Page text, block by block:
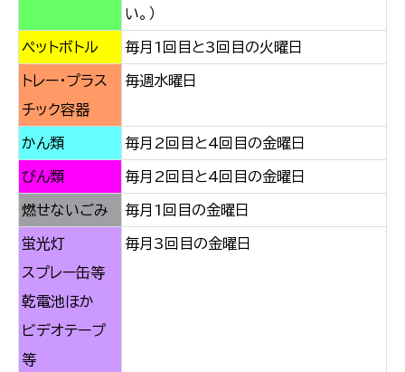
い。）
ペットボトル 毎月1回目と3回目の火曜日
トレー・プラス
チック容器
毎週水曜日
かん類 毎月2回目と4回目の金曜日
びん類 毎月2回目と4回目の金曜日
燃せないごみ 毎月1回目の金曜日
蛍光灯
スプレー缶等
乾電池ほか
ビデオテープ
等
毎月3回目の金曜日